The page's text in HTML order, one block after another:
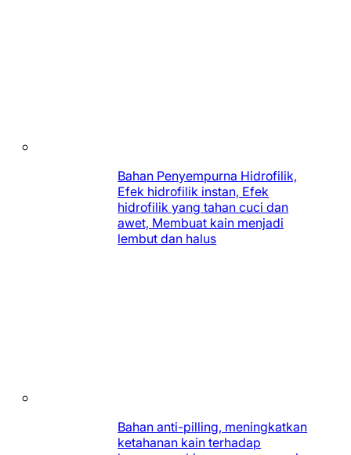
Bahan Penyempurna Hidrofilik,
Efek hidrofilik instan, Efek
hidrofilik yang tahan cuci dan
awet, Membuat kain menjadi
lembut dan halus
Bahan anti-pilling, meningkatkan
ketahanan kain terhadap